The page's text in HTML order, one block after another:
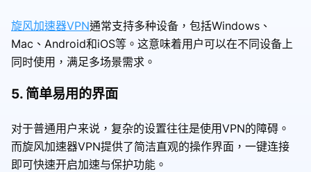
旋风加速器VPN通常支持多种设备，包括Windows、
Mac、Android和iOS等。这意味着用户可以在不同设备上
同时使用，满足多场景需求。
5. 简单易用的界面
对于普通用户来说，复杂的设置往往是使用VPN的障碍。
而旋风加速器VPN提供了简洁直观的操作界面，一键连接
即可快速开启加速与保护功能。